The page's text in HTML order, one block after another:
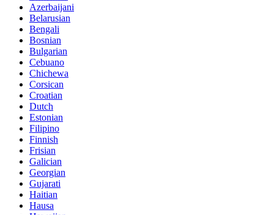
Azerbaijani
Belarusian
Bengali
Bosnian
Bulgarian
Cebuano
Chichewa
Corsican
Croatian
Dutch
Estonian
Filipino
Finnish
Frisian
Galician
Georgian
Gujarati
Haitian
Hausa